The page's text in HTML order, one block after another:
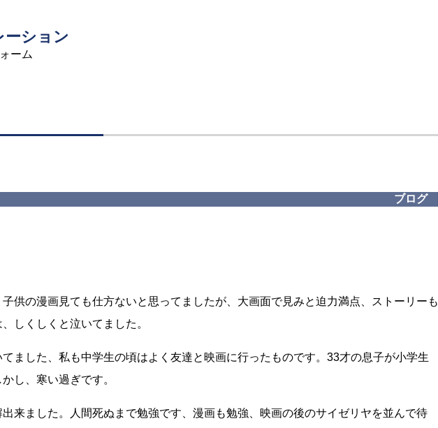
ーション
ーム
ブログ
供の漫画見ても仕方ないと思ってましたが、大画面で見みと迫力満点、ストーリーも
しくしくと泣いてました。
ました、私も中学生の頃はよく友達と映画に行ったものです。33才の息子が小学生
し、寒い過ぎです。
来ました。人間死ぬまで勉強です、漫画も勉強、映画の後のサイゼリヤを並んで待